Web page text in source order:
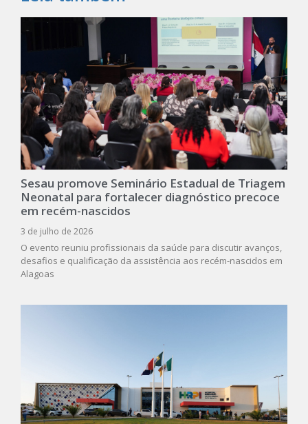
Sesau promove Seminário Estadual de Triagem
Neonatal para fortalecer diagnóstico precoce
em recém-nascidos
3 de julho de 2026
O evento reuniu profissionais da saúde para discutir avanços,
desafios e qualificação da assistência aos recém-nascidos em
Alagoas